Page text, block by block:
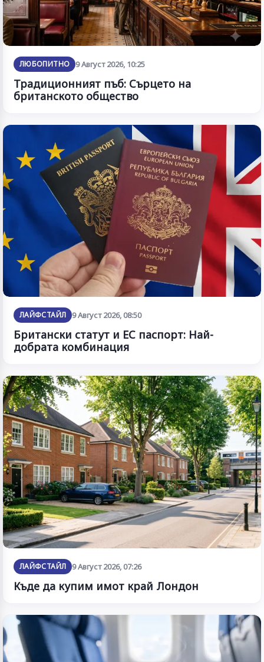
ЛЮБОПИТНО 9 Август 2026, 10:25
Традиционният пъб: Сърцето на
британското общество
ЛАЙФСТАЙЛ 9 Август 2026, 08:50
Британски статут и ЕС паспорт: Най-
добрата комбинация
ЛАЙФСТАЙЛ 9 Август 2026, 07:26
Къде да купим имот край Лондон